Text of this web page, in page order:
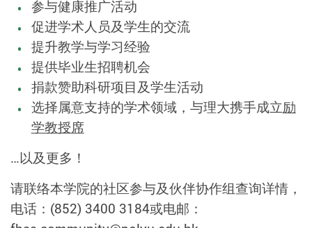
参与健康推广活动
促进学术人员及学生的交流
提升教学与学习经验
提供毕业生招聘机会
捐款赞助科研项目及学生活动
选择属意支持的学术领域，与理大携手成立励
学教授席
…以及更多！
请联络本学院的社区参与及伙伴协作组查询详情，
电话：(852) 3400 3184或电邮：